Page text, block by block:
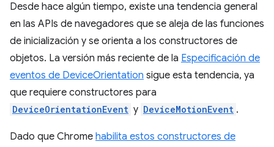
Desde hace algún tiempo, existe una tendencia general
en las APIs de navegadores que se aleja de las funciones
de inicialización y se orienta a los constructores de
objetos. La versión más reciente de la Especificación de
eventos de DeviceOrientation sigue esta tendencia, ya
que requiere constructores para
DeviceOrientationEvent y DeviceMotionEvent .
Dado que Chrome habilita estos constructores de